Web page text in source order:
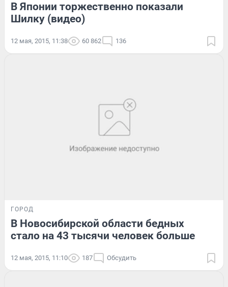
В Японии торжественно показали
Шилку (видео)
12 мая, 2015, 11:38 60 862 136
ГОРОД
В Новосибирской области бедных
стало на 43 тысячи человек больше
12 мая, 2015, 11:10 187 Обсудить